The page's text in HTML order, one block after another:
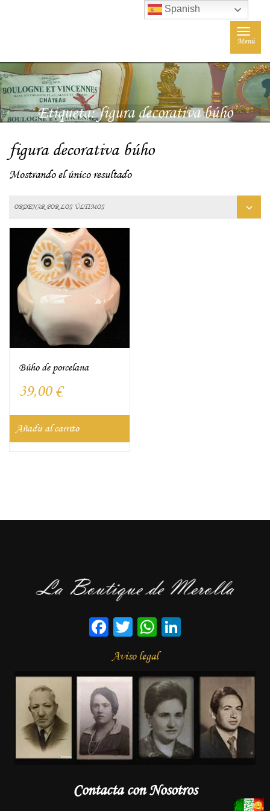
Toggle
Menú
Etiqueta:figura decorativa búho
figura decorativa búho
Mostrando el único resultado
Búho de porcelana
39,00 €
Añadir al carrito
Facebook
TwitterWhatsApp
Aviso legal
Contacta con Nosotros
Spanish